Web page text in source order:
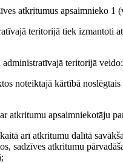
atkritumus apsaimnieko 1
teritorijā tiek izmantoti
administratīvajā teritorijā veido:
noteiktajā kārtībā
atkritumu apsaimniekotāju
arī atkritumu dalītā
sadzīves atkritumu